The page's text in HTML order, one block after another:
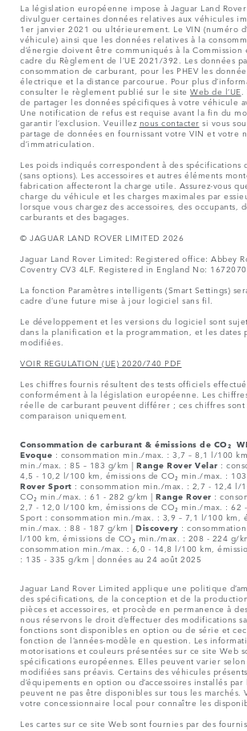
La législation européenne impose à Jaguar Land
divulguer certaines données relatives aux véhicules
1er janvier 2021 ou ultérieurement. Le VIN (numéro
véhicule) ainsi que les données relatives à la
d’énergie doivent être communiqués à la Commission
cadre du Règlement de l’UE 2021/392. Les données
consommation de carburant, pour les PHEV les
électrique et la distance parcourue. Pour plus
consulter le règlement publié sur le site Web de l’UE.
de partager les données spécifiques à votre véhicule
Une notification de refus est requise avant la fin du
garantir l’exclusion. Veuillez nous contacter si vous
partage de données en fournissant votre VIN et votre
d’immatriculation.
Les poids indiqués correspondent à des spécifications
(sans options). Les accessoires et autres éléments
fabrication affecteront la charge utile. Assurez-vous
charge du véhicule et les charges maximales par
lorsque vous chargez des accessoires, des occupants,
carburants et des bagages.
© JAGUAR LAND ROVER LIMITED 2026
Jaguar Land Rover Limited: Registered office: Abbey
Coventry CV3 4LF. Registered in England No: 1672070
La fonction Paramètres intelligents (Smart Settings)
cadre d’une future mise à jour logiciel sans fil.
Le développement et les versions du logiciel sont
dans la planification et la programmation, et les dates
modifiées.
VOIR REGULATION (UE) 2020/740 PDF
Les chiffres fournis résultent des tests officiels
conformément à la législation européenne. Les
réelle de carburant peuvent différer ; ces chiffres
comparaison uniquement.
Consommation de carburant & émissions de CO₂
Evoque : consommation min./max. : 3,7 – 8,1 l/100
min./max. : 85 – 183 g/km | Range Rover Velar :
4,5 - 10,2 l/100 km, émissions de CO₂ min./max. :
Rover Sport : consommation min./max. : 2,7 - 12,4 l/
CO₂ min./max. : 61 - 282 g/km | Range Rover :
2,7 - 12,0 l/100 km, émissions de CO₂ min./max. : 62
Sport : consommation min./max. : 3,9 – 7,1 l/100 km,
min./max. : 88 - 187 g/km | Discovery :
l/100 km, émissions de CO₂ min./max. : 208 - 224 g/
consommation min./max. : 6,0 - 14,8 l/100 km,
: 135 - 335 g/km | données au 24 août 2025
Jaguar Land Rover Limited applique une politique
des spécifications, de la conception et de la
pièces et accessoires, et procède en permanence à
nous réservons le droit d’effectuer des modifications
fonctions sont disponibles en option ou de série et
fonction de l’années-modèle en question. Les
motorisations et couleurs présentées sur ce site Web
spécifications européennes. Elles peuvent varier
modifiées sans préavis. Certains des véhicules
d’équipements en option ou d’accessoires installés
peuvent ne pas être disponibles sur tous les marchés.
votre concessionnaire local pour connaître les
Les cartes sur ce site Web sont fournies par des